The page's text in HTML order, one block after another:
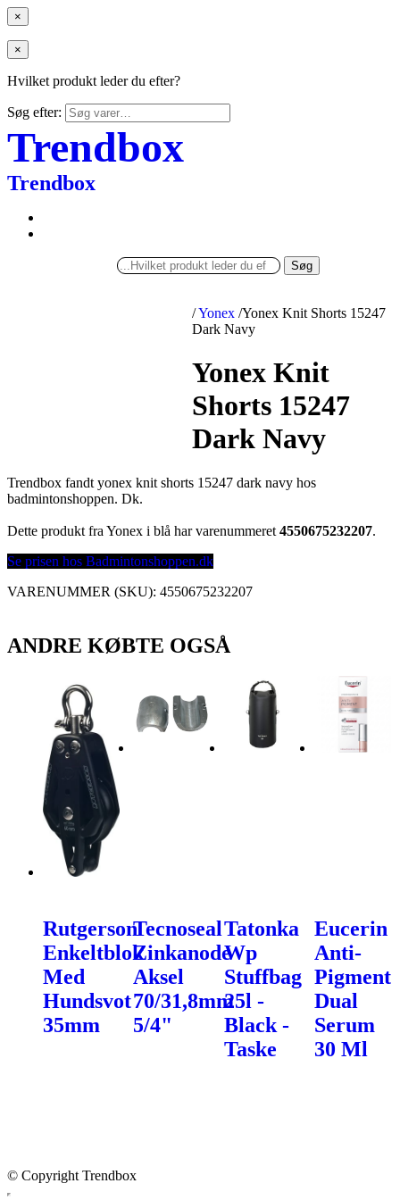
×
×
Hvilket produkt leder du efter?
Søg efter:
Trendbox
Trendbox
Søg
/Yonex /Yonex Knit Shorts 15247
Dark Navy
Yonex Knit
Shorts 15247
Dark Navy
Trendbox fandt yonex knit shorts 15247 dark navy hos
badmintonshoppen. Dk.
Dette produkt fra Yonex i blå har varenummeret 4550675232207.
Se prisen hos Badmintonshoppen.dk
VARENUMMER (SKU): 4550675232207
ANDRE KØBTE OGSÅ
Rutgerson
Enkeltblok
Med
Hundsvot
35mm
Tecnoseal
Zinkanode
Aksel
70/31,8mm
5/4"
Tatonka
Wp
Stuffbag
25l -
Black -
Taske
Eucerin
Anti-
Pigment
Dual
Serum
30 Ml
© Copyright Trendbox